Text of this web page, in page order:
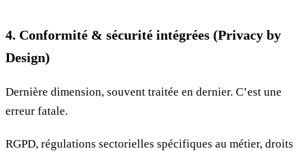
4. Conformité & sécurité intégrées (Privacy by
Design)
Dernière dimension, souvent traitée en dernier. C’est une
erreur fatale.
RGPD, régulations sectorielles spécifiques au métier, droits